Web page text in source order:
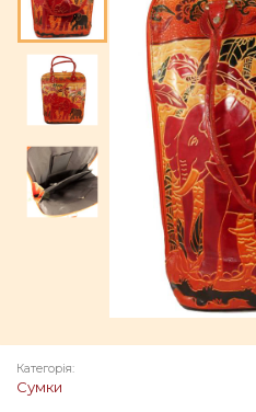
Категорія:
Сумки